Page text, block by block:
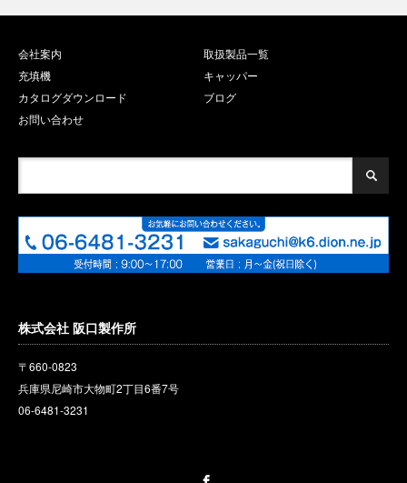
会社案内
取扱製品一覧
充填機
キャッパー
カタログダウンロード
ブログ
お問い合わせ
株式会社 阪口製作所
〒660-0823
兵庫県尼崎市大物町2丁目6番7号
06-6481-3231